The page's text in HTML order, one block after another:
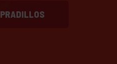
PRADILLOS